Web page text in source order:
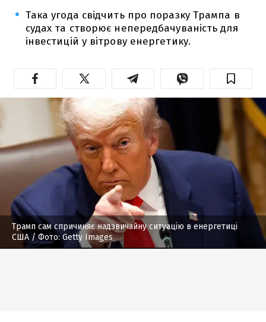
Така угода свідчить про поразку Трампа в
судах та створює непередбачуваність для
інвестицій у вітрову енергетику.
Трамп сам спричиняє надзвичайну ситуацію в енергетиці
США / Фото: Getty Images